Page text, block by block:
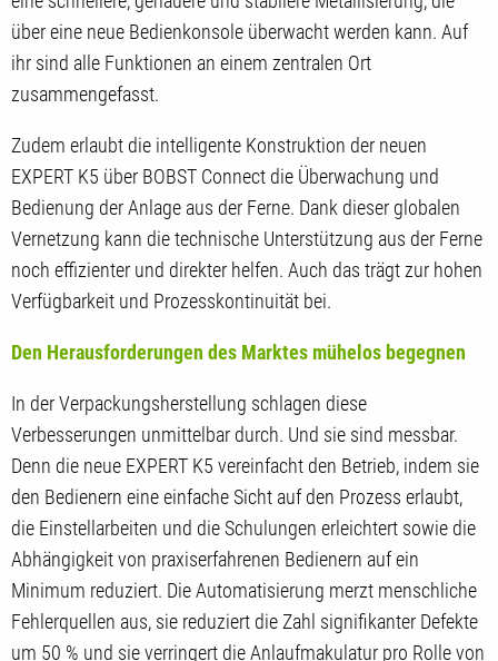
über eine neue Bedienkonsole überwacht werden kann. Auf
ihr sind alle Funktionen an einem zentralen Ort
zusammengefasst.
Zudem erlaubt die intelligente Konstruktion der neuen
EXPERT K5 über BOBST Connect die Überwachung und
Bedienung der Anlage aus der Ferne. Dank dieser globalen
Vernetzung kann die technische Unterstützung aus der Ferne
noch effizienter und direkter helfen. Auch das trägt zur hohen
Verfügbarkeit und Prozesskontinuität bei.
Den Herausforderungen des Marktes mühelos begegnen
In der Verpackungsherstellung schlagen diese
Verbesserungen unmittelbar durch. Und sie sind messbar.
Denn die neue EXPERT K5 vereinfacht den Betrieb, indem sie
den Bedienern eine einfache Sicht auf den Prozess erlaubt,
die Einstellarbeiten und die Schulungen erleichtert sowie die
Abhängigkeit von praxiserfahrenen Bedienern auf ein
Minimum reduziert. Die Automatisierung merzt menschliche
Fehlerquellen aus, sie reduziert die Zahl signifikanter Defekte
um 50 % und sie verringert die Anlaufmakulatur pro Rolle von